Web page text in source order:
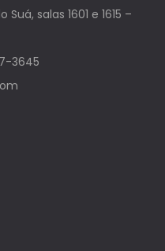
salas 1601 e 1615 –
3645